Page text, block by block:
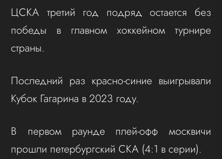
ЦСКА третий год подряд остается без
победы в главном хоккейном турнире
страны.
Последний раз красно-синие выигрывали
Кубок Гагарина в 2023 году.
В первом раунде плей-офф москвичи
прошли петербургский СКА (4:1 в серии).